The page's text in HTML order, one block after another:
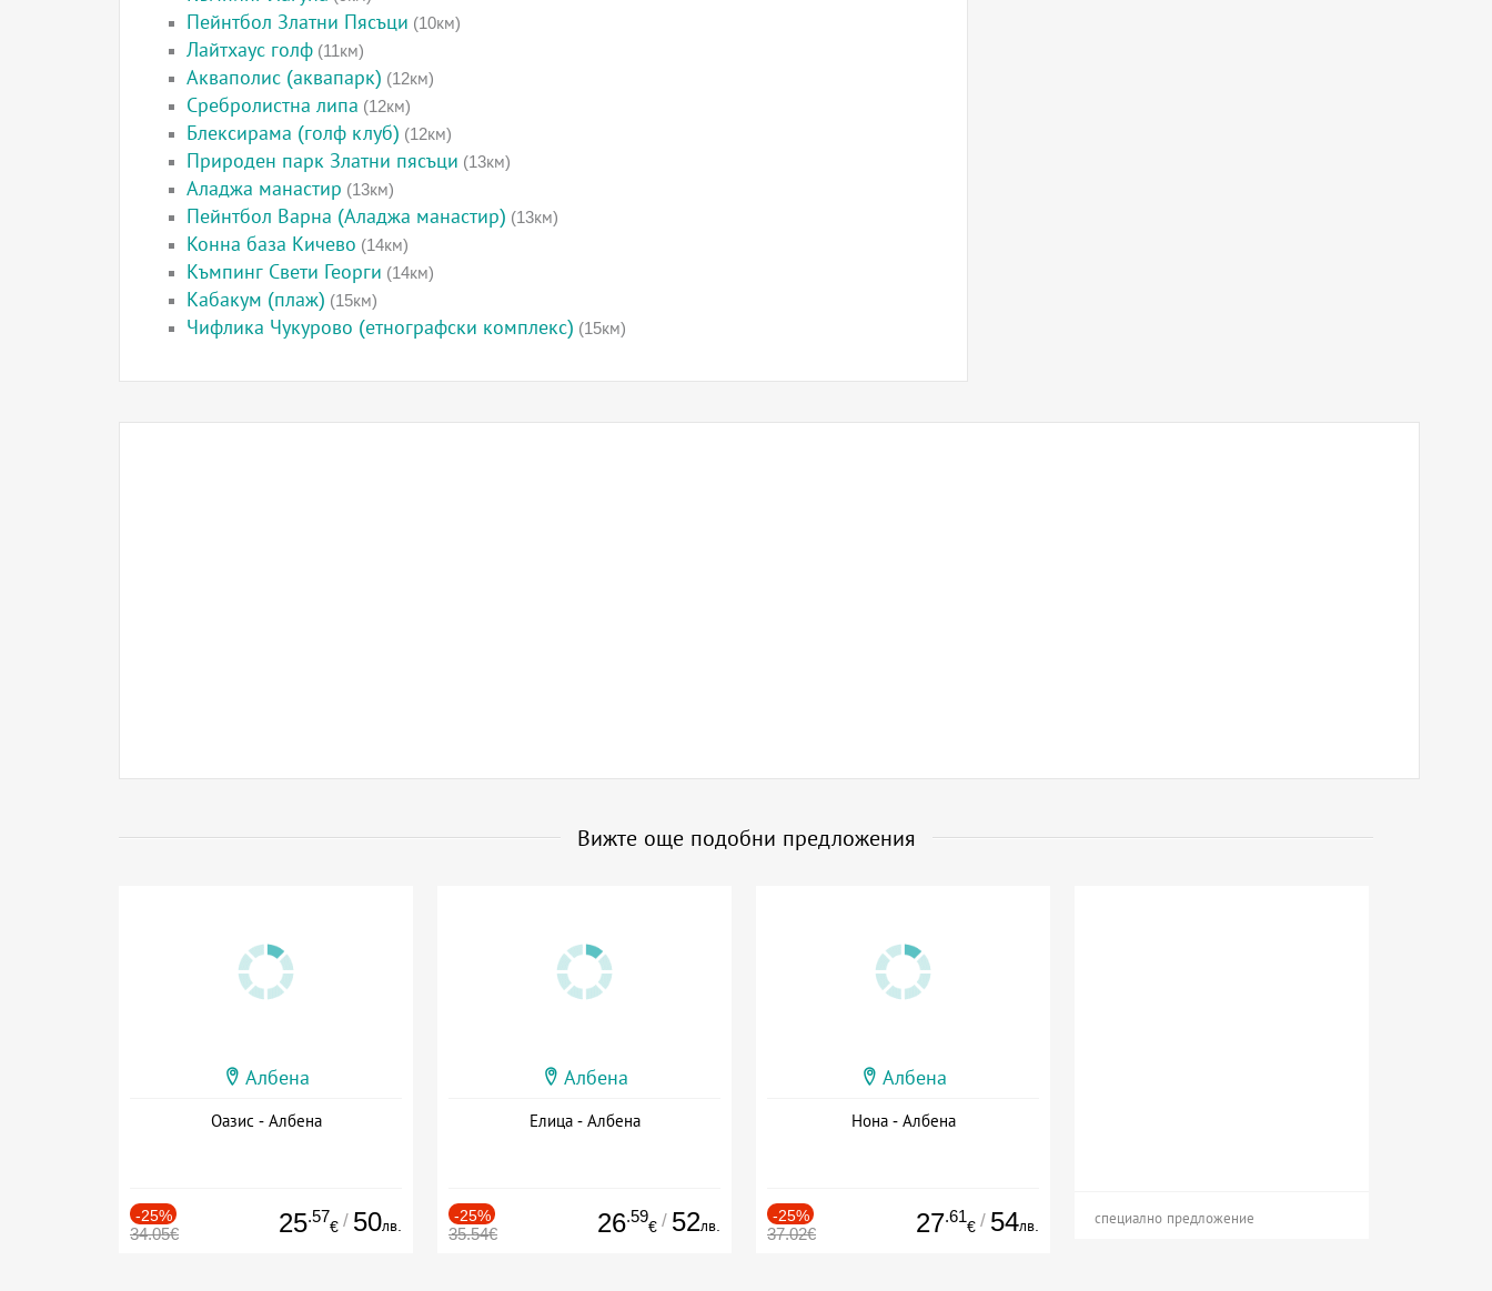
Пейнтбол Златни Пясъци (10км)
Лайтхаус голф (11км)
Акваполис (аквапарк) (12км)
Сребролистна липа (12км)
Блексирама (голф клуб) (12км)
Природен парк Златни пясъци (13км)
Аладжа манастир (13км)
Пейнтбол Варна (Аладжа манастир) (13км)
Конна база Кичево (14км)
Къмпинг Свети Георги (14км)
Кабакум (плаж) (15км)
Чифлика Чукурово (етнографски комплекс) (15км)
Вижте още подобни предложения
Албена
Оазис - Албена
-25%
34.05€ 25.57
€ / 50лв.
Албена
Елица - Албена
-25%
35.54€ 26.59
€ / 52лв.
Албена
Нона - Албена
-25%
37.02€ 27.61
€ / 54лв. специално предложение